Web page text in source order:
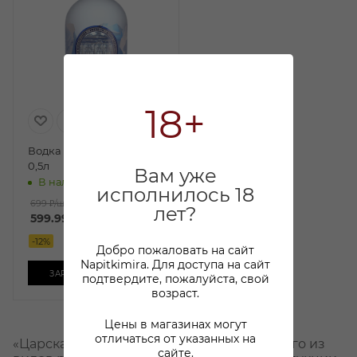
18+
Вам уже
исполнилось 18
лет?
Добро пожаловать на сайт
Napitkimira. Для доступа на сайт
подтвердите, пожалуйста, свой
возраст.
Цены в магазинах могут
отличаться от указанных на
сайте.
Водка Царская Ледяная
0,5л
В наличии:
699 ₽/шт
599.99
-12%
ЗАРЕЗЕРВИРОВАТЬ
«Царская» - оригинальное название одного из